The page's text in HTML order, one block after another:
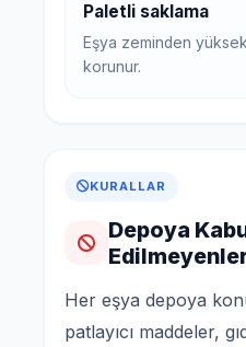
Paletli saklama
Eşya zeminden
korunur.
KURALLAR
Depoya
Her eşya depoya
patlayıcı maddeler,